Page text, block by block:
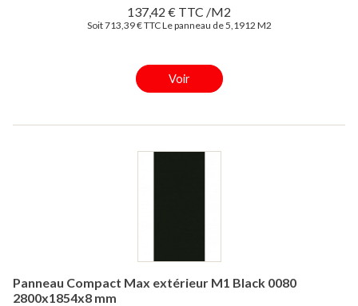
137,42 € TTC /M2
Soit 713,39 € TTC Le panneau de 5,1912 M2
Voir
Panneau Compact Max extérieur M1 Black 0080
2800x1854x8 mm